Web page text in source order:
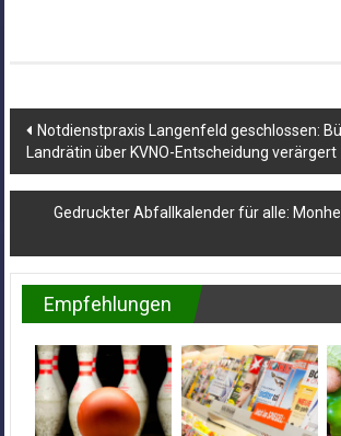
Beitragsnavigation
Notdienstpraxis Langenfeld geschlossen:
Landrätin über KVNO-Entscheidung verärgert
Gedruckter Abfallkalender für alle:
Empfehlungen